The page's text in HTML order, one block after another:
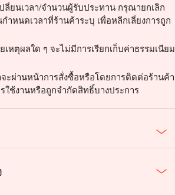
ลี่ยนเวลา/จำนวนผู้รับประทาน กรุณายกเลิก
ำหนดเวลาที่ร้านค้าระบุ เพื่อหลีกเลี่ยงการถูก
หตุผลใด ๆ จะไม่มีการเรียกเก็บค่าธรรมเนียม
จะผ่านหน้าการสั่งซื้อหรือโดยการติดต่อร้านค้า
ช้งานหรือถูกจำกัดสิทธิ์บางประการ